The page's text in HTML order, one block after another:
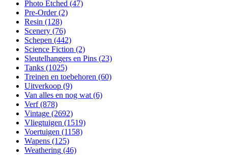
Photo Etched (47)
Pre-Order (2)
Resin (128)
Scenery (76)
Schepen (442)
Science Fiction (2)
Sleutelhangers en Pins (23)
Tanks (1025)
Treinen en toebehoren (60)
Uitverkoop (9)
Van alles en nog wat (6)
Verf (878)
Vintage (2692)
Vliegtuigen (1519)
Voertuigen (1158)
Wapens (125)
Weathering (46)